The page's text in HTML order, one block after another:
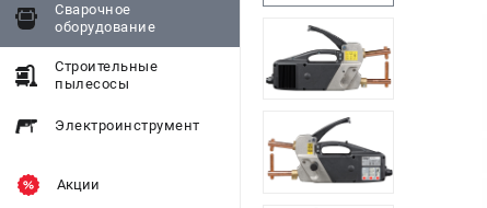
Сварочное
оборудование
Строительные
пылесосы
Электроинструмент
Акции